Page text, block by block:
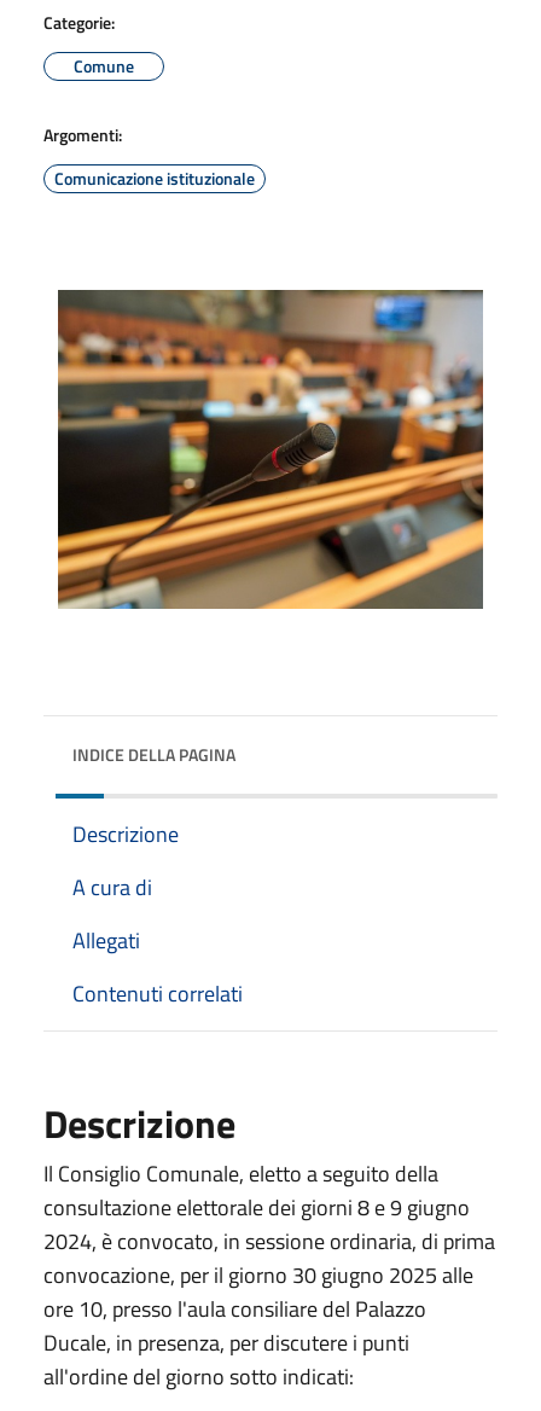
Categorie:
Comune
Argomenti:
Comunicazione istituzionale
INDICE DELLA PAGINA
Descrizione
A cura di
Allegati
Contenuti correlati
Descrizione
Il Consiglio Comunale, eletto a seguito della
consultazione elettorale dei giorni 8 e 9 giugno
2024, è convocato, in sessione ordinaria, di prima
convocazione, per il giorno 30 giugno 2025 alle
ore 10, presso l'aula consiliare del Palazzo
Ducale, in presenza, per discutere i punti
all'ordine del giorno sotto indicati: